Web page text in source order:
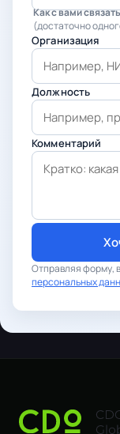
Должность
Организация
Как с вами
(достаточно
Комментарий
Отправляя форму,
персональных